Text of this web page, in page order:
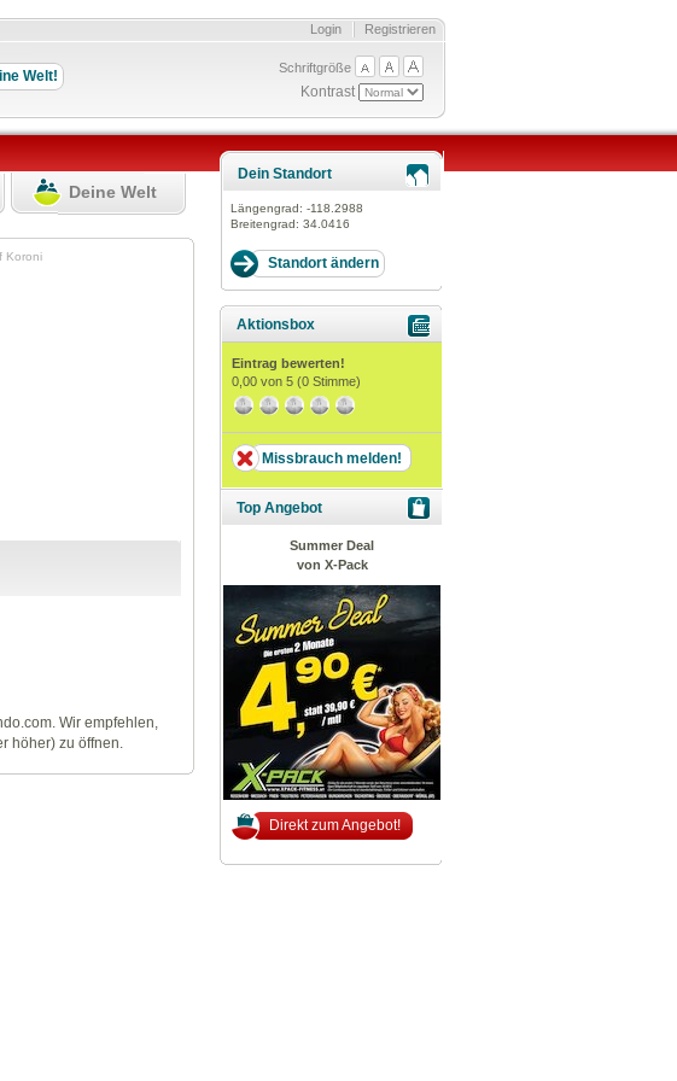
Registrieren
Login
Schriftgröße
Kontrast
Deine Welt
Koroni
Wir empfehlen,
höher) zu öffnen.
Dein Standort
Längengrad: -118.2988
Breitengrad: 34.0416
Aktionsbox
Eintrag bewerten!
0,00 von 5 (0 Stimme)
Missbrauch melden!
Top Angebot
Summer Deal
von X-Pack
Direkt zum Angebot!